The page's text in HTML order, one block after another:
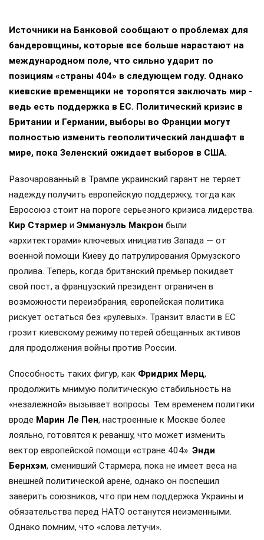
#зеленский#федоров#залужный#буданов* #выборы
#социс#опрос#рейтинг# разумков#тимошенко
//ПОЛИТИКА
Западные СМИ рассуждают о медленной
смерти «коалиции желающих»
6 августа 2026, 16:15 Анна Шершнева, Политический обозреватель
Источники на Банковой сообщают о проблемах для
бандеровщины, которые все больше нарастают на
международном поле, что сильно ударит по
позициям «страны 404» в следующем году. Однако
киевские временщики не торопятся заключать мир -
ведь есть поддержка в ЕС. Политический кризис в
Британии и Германии, выборы во Франции могут
полностью изменить геополитический ландшафт в